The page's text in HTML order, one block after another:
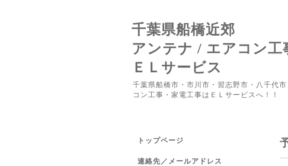
千葉県船橋近郊
アンテナ / エアコン工
ＥＬサービス
千葉県船橋市・市川市・習志野市・八千代
コン工事・家電工事はＥＬサービスへ！！
トップページ
連絡先／メールアドレス